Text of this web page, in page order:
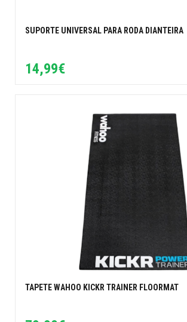
SUPORTE UNIVERSAL PARA RODA DIANTEIRA
14,99€
TAPETE WAHOO KICKR TRAINER FLOORMAT